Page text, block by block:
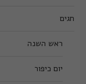
חגים
ראש השנה
יום כיפור